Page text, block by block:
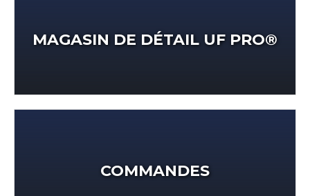
MAGASIN DE DÉTAIL UF PRO®
COMMANDES